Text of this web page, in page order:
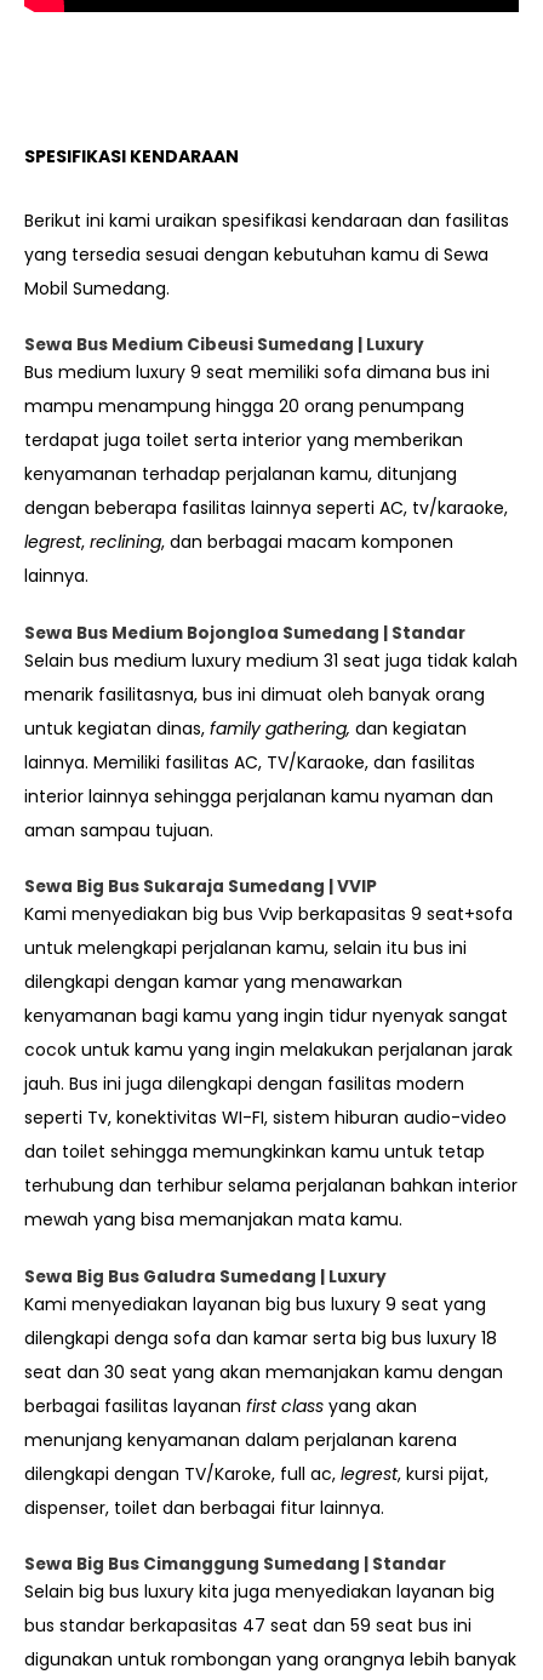
SPESIFIKASI KENDARAAN
Berikut ini kami uraikan spesifikasi kendaraan dan fasilitas
yang tersedia sesuai dengan kebutuhan kamu di Sewa
Mobil Sumedang.
Sewa Bus Medium Cibeusi Sumedang | Luxury
Bus medium luxury 9 seat memiliki sofa dimana bus ini
mampu menampung hingga 20 orang penumpang
terdapat juga toilet serta interior yang memberikan
kenyamanan terhadap perjalanan kamu, ditunjang
dengan beberapa fasilitas lainnya seperti AC, tv/karaoke,
legrest, reclining, dan berbagai macam komponen
lainnya.
Sewa Bus Medium Bojongloa Sumedang | Standar
Selain bus medium luxury medium 31 seat juga tidak kalah
menarik fasilitasnya, bus ini dimuat oleh banyak orang
untuk kegiatan dinas, family gathering, dan kegiatan
lainnya. Memiliki fasilitas AC, TV/Karaoke, dan fasilitas
interior lainnya sehingga perjalanan kamu nyaman dan
aman sampau tujuan.
Sewa Big Bus Sukaraja Sumedang | VVIP
Kami menyediakan big bus Vvip berkapasitas 9 seat+sofa
untuk melengkapi perjalanan kamu, selain itu bus ini
dilengkapi dengan kamar yang menawarkan
kenyamanan bagi kamu yang ingin tidur nyenyak sangat
cocok untuk kamu yang ingin melakukan perjalanan jarak
jauh. Bus ini juga dilengkapi dengan fasilitas modern
seperti Tv, konektivitas WI-FI, sistem hiburan audio-video
dan toilet sehingga memungkinkan kamu untuk tetap
terhubung dan terhibur selama perjalanan bahkan interior
mewah yang bisa memanjakan mata kamu.
Sewa Big Bus Galudra Sumedang | Luxury
Kami menyediakan layanan big bus luxury 9 seat yang
dilengkapi denga sofa dan kamar serta big bus luxury 18
seat dan 30 seat yang akan memanjakan kamu dengan
berbagai fasilitas layanan first class yang akan
menunjang kenyamanan dalam perjalanan karena
dilengkapi dengan TV/Karoke, full ac, legrest, kursi pijat,
dispenser, toilet dan berbagai fitur lainnya.
Sewa Big Bus Cimanggung Sumedang | Standar
Selain big bus luxury kita juga menyediakan layanan big
bus standar berkapasitas 47 seat dan 59 seat bus ini
digunakan untuk rombongan yang orangnya lebih banyak